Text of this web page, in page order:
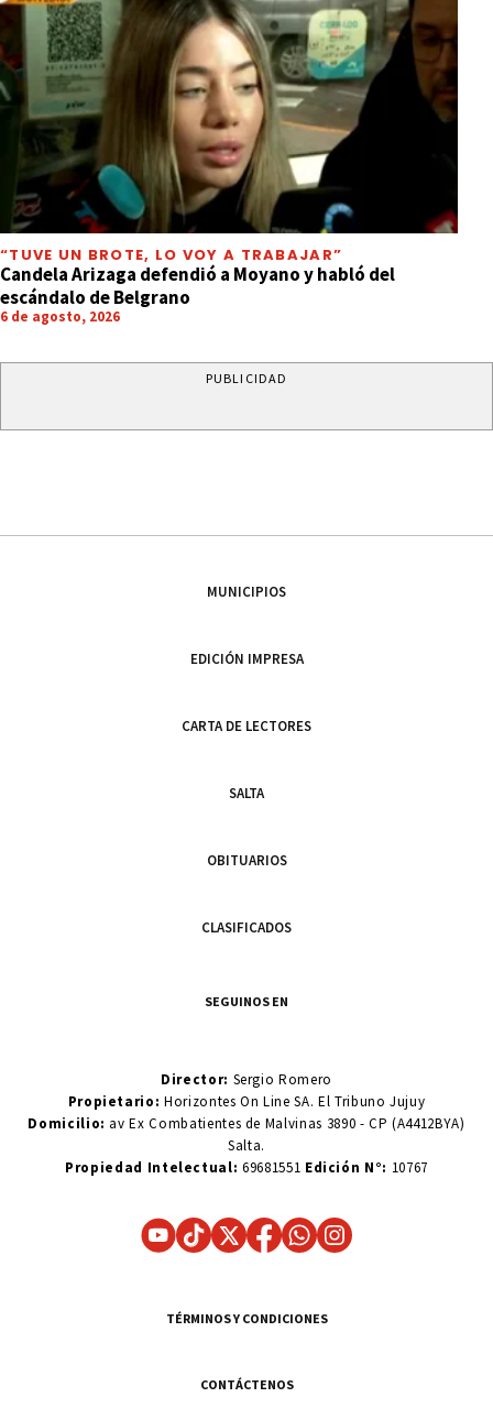
“TUVE UN BROTE, LO VOY A TRABAJAR”
Candela Arizaga defendió a Moyano y habló del
escándalo de Belgrano
6 de agosto, 2026
PUBLICIDAD
MUNICIPIOS
EDICIÓN IMPRESA
CARTA DE LECTORES
SALTA
OBITUARIOS
CLASIFICADOS
SEGUINOS EN
Director: Sergio Romero
Propietario:Horizontes On Line SA. El Tribuno Jujuy
Domicilio: av Ex Combatientes de Malvinas 3890 - CP (A4412BYA)
Salta.
Propiedad Intelectual: 69681551 Edición N°: 10767
TÉRMINOS Y CONDICIONES
CONTÁCTENOS